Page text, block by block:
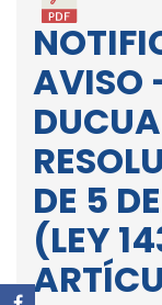
AVISO
DE 5
(LEY